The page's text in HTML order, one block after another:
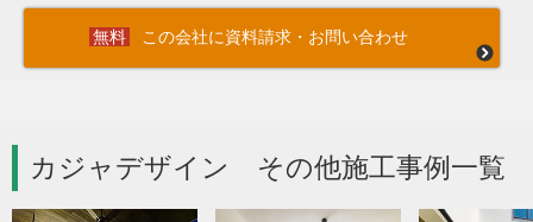
この会社に資料請求・お問い合わせ
カジャデザイン その他施工事例一覧